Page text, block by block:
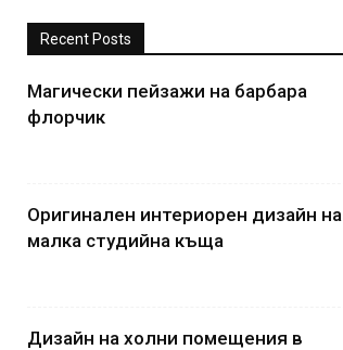
Recent Posts
Магически пейзажи на барбара
флорчик
Оригинален интериорен дизайн на
малка студийна къща
Дизайн на холни помещения в